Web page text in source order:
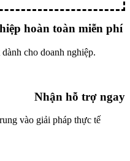
hoàn toàn miễn phí
cho doanh nghiệp.
Nhận hỗ trợ ngay
vào giải pháp thực tế